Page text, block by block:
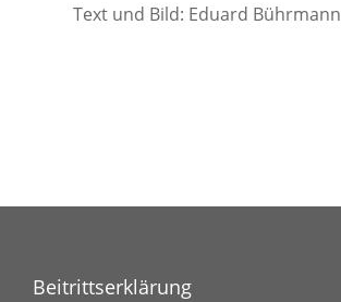
Bührmann
Beitrittserklärung